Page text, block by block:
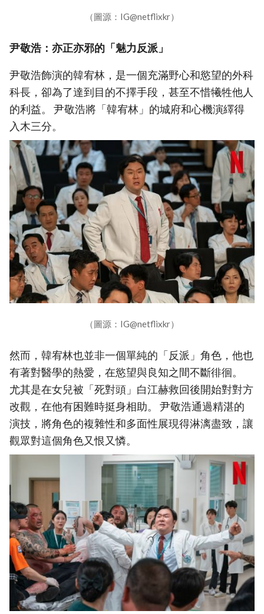
（圖源：IG@netflixkr）
尹敬浩：亦正亦邪的「魅力反派」
尹敬浩飾演的韓宥林，是一個充滿野心和慾望的外科
科長，卻為了達到目的不擇手段，甚至不惜犧牲他人
的利益。 尹敬浩將「韓宥林」的城府和心機演繹得
入木三分。
（圖源：IG@netflixkr）
然而，韓宥林也並非一個單純的「反派」角色，他也
有著對醫學的熱愛，在慾望與良知之間不斷徘徊。
尤其是在女兒被「死對頭」白江赫救回後開始對對方
改觀，在他有困難時挺身相助。 尹敬浩通過精湛的
演技，將角色的複雜性和多面性展現得淋漓盡致，讓
觀眾對這個角色又恨又憐。